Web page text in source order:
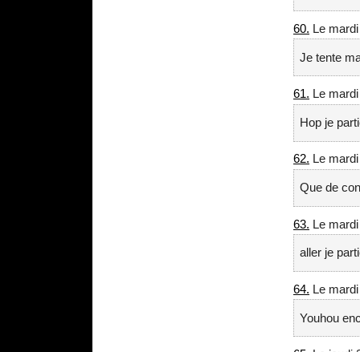
60. Le
Je tente
61. Le
Hop je
62. Le
Que de
63. Le
aller je
64. Le
Youhou